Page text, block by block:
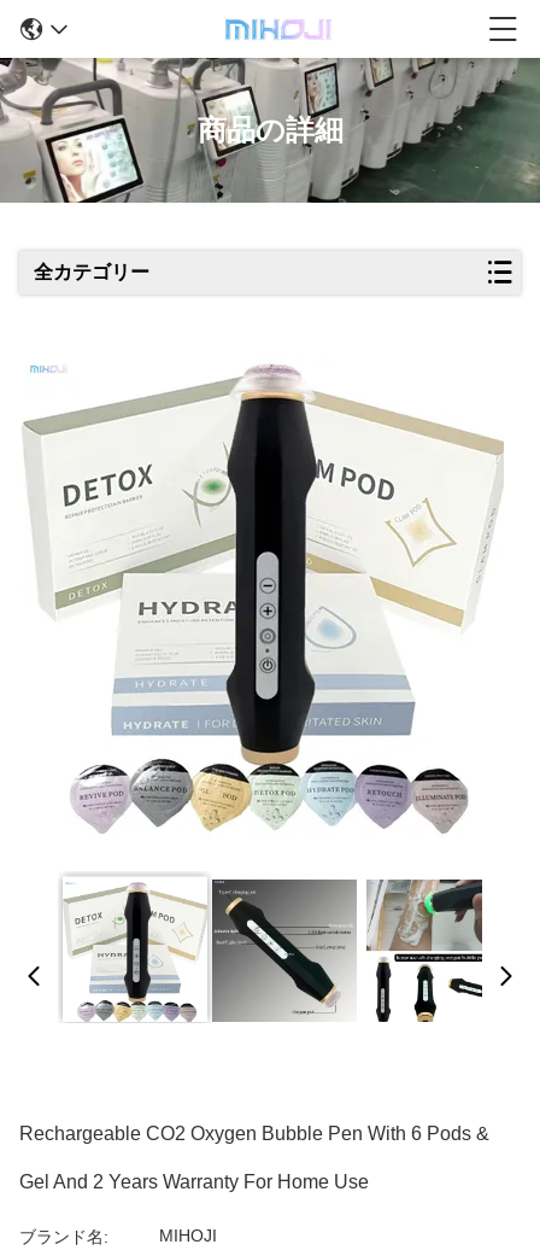
商品の詳細
全カテゴリー
Rechargeable CO2 Oxygen Bubble Pen With 6 Pods &
Gel And 2 Years Warranty For Home Use
ブランド名: MIHOJI